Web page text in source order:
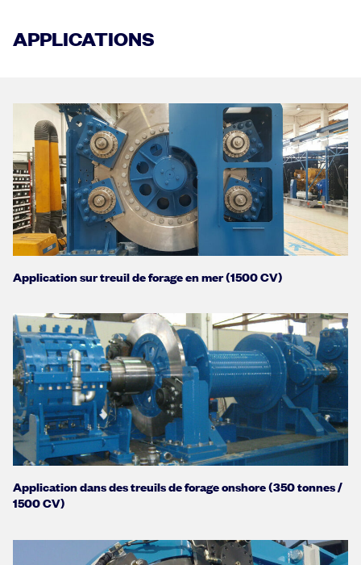
APPLICATIONS
Application sur treuil de forage en mer (1500 CV)
Application dans des treuils de forage onshore (350 tonnes /
1500 CV)